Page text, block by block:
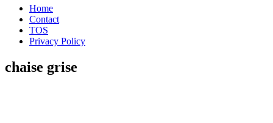
Home
Contact
TOS
Privacy Policy
chaise grise